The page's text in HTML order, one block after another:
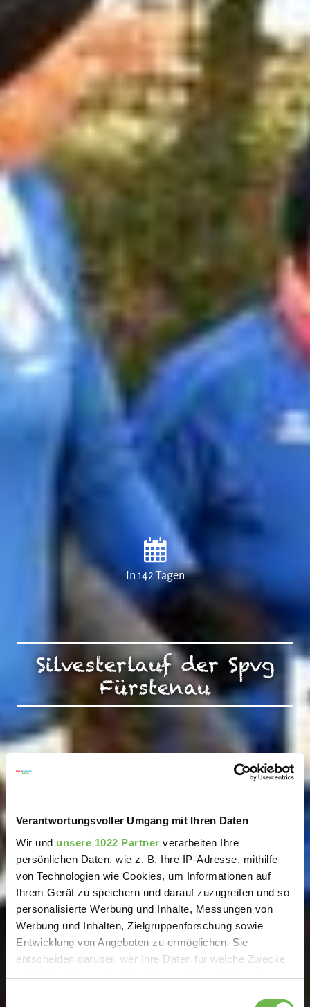
Verantwortungsvoller Umgang mit Ihren Daten
Wir und unsere 1022 Partner verarbeiten Ihre
persönlichen Daten, wie z. B. Ihre IP-Adresse, mithilfe
von Technologien wie Cookies, um Informationen auf
Ihrem Gerät zu speichern und darauf zuzugreifen und so
personalisierte Werbung und Inhalte, Messungen von
Werbung und Inhalten, Zielgruppenforschung sowie
Entwicklung von Angeboten zu ermöglichen. Sie
entscheiden darüber, wer Ihre Daten für welche Zwecke
nutzt. Sie können Ihre Einwilligung jederzeit über die
In 142 Tagen
Silvesterlauf der Spvg
Fürstenau